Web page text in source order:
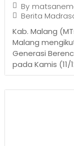
By
Berita
Kab. Malang
Malang
Generasi
pada Kamis (11/